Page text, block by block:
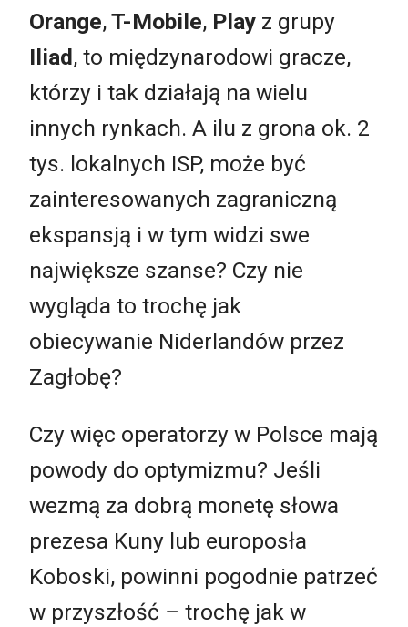
Orange,T-Mobile, Play z grupy
Iliad, to międzynarodowi gracze,
którzy i tak działają na wielu
innych rynkach. A ilu z grona ok. 2
tys. lokalnych ISP, może być
zainteresowanych zagraniczną
ekspansją i w tym widzi swe
największe szanse? Czy nie
wygląda to trochę jak
obiecywanie Niderlandów przez
Zagłobę?
Czy więc operatorzy w Polsce mają
powody do optymizmu? Jeśli
wezmą za dobrą monetę słowa
prezesa Kuny lub europosła
Koboski, powinni pogodnie patrzeć
w przyszłość – trochę jak w